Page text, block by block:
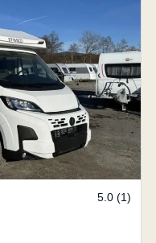
5.0 (1)